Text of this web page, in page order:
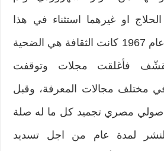
او غيرهما استثناء في هذا
السّياق، وبعد هزيمة عام 1967 كانت الثقافة هي الضحية
فأغلقت مجلات وتوقفت
مختلف مجالات المعرفة، وقبل
اصولي مصري تجميد كل ما له صلة
والنشر لمدة عام من اجل تسديد